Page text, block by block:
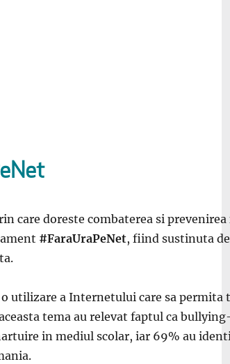
care doreste combaterea si prevenirea
#FaraUraPeNet, fiind sustinuta
utilizare a Internetului care sa
tema au relevat faptul ca bullying
in mediul scolar, iar 69% au